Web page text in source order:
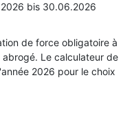
bis 30.06.2026
de force obligatoire à
Le calculateur de
2026 pour le choix